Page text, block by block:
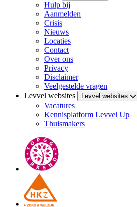
Hulp bij
Aanmelden
Crisis
Nieuws
Locaties
Contact
Over ons
Privacy
Disclaimer
Veelgestelde vragen
Levvel websites
Levvel websites
Vacatures
Kennisplatform Levvel Up
Thuismakers